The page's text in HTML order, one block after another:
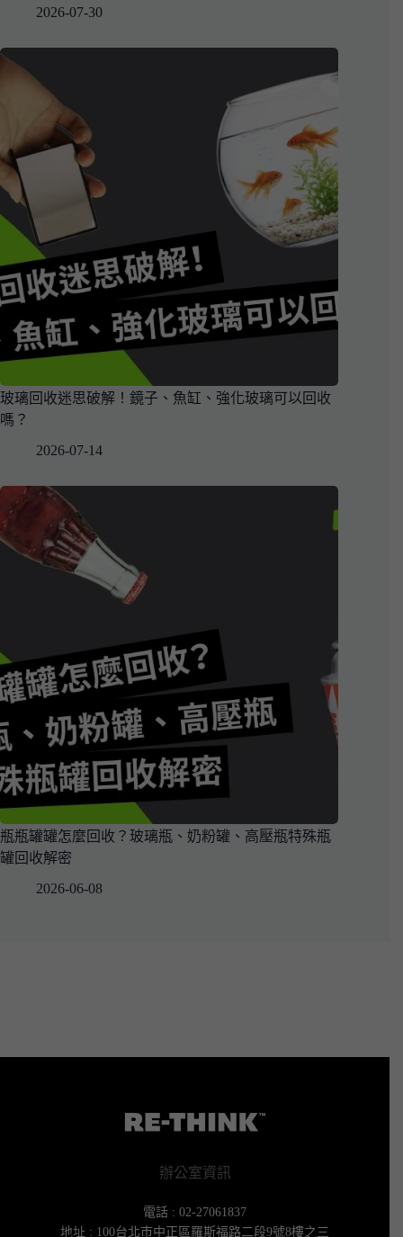
2026-07-30
玻璃回收迷思破解！鏡子、魚缸、強化玻璃可以回收
嗎？
2026-07-14
瓶瓶罐罐怎麼回收？玻璃瓶、奶粉罐、高壓瓶特殊瓶
罐回收解密
2026-06-08
辦公室資訊
電話 : 02-27061837
地址 : 100台北市中正區羅斯福路二段9號8樓之三